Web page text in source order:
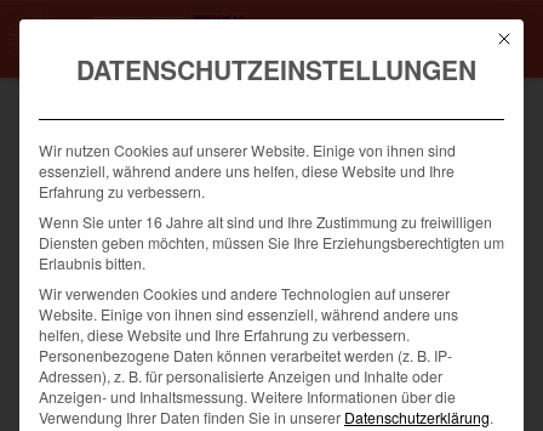
AKTUELLES
KURSPROGRAMM
MITGLIED
PROBETRAINING
SILVESTERLAUF 2025
BLOG
KRAFTTRAINING
FÜR EINSTEIGER:
SO GELINGT DEIN
START IM MEDIUS
SCHLIERSEE
Mit
DATENSCHUTZEINSTELLUNGEN
Wir nutzen Cookies auf unserer Website. Einige von ihnen sind
essenziell, während andere uns helfen, diese Website und Ihre
Erfahrung zu verbessern.
Wenn Sie unter 16 Jahre alt sind und Ihre Zustimmung zu freiwilligen
Diensten geben möchten, müssen Sie Ihre Erziehungsberechtigten um
Erlaubnis bitten.
Wir verwenden Cookies und andere Technologien auf unserer
Website. Einige von ihnen sind essenziell, während andere uns
helfen, diese Website und Ihre Erfahrung zu verbessern.
Personenbezogene Daten können verarbeitet werden (z. B. IP-
Adressen), z. B. für personalisierte Anzeigen und Inhalte oder
Anzeigen- und Inhaltsmessung. Weitere Informationen über die
Verwendung Ihrer Daten finden Sie in unserer Datenschutzerklärung.